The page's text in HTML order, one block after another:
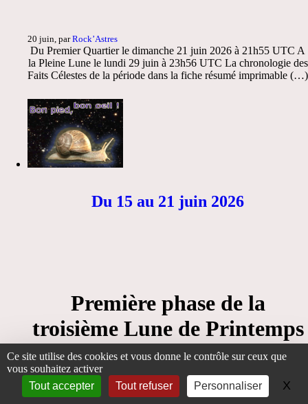
20 juin, parRock’Astres
Du Premier Quartier le dimanche 21 juin 2026 à 21h55 UTC A
la Pleine Lune le lundi 29 juin à 23h56 UTC La chronologie des
Faits Célestes de la période dans la fiche résumé imprimable (…)
Du 15 au 21 juin 2026
Première phase de la
troisième Lune de Printemps
Nord/Automne Sud
Ce site utilise des cookies et vous donne le contrôle sur ceux que
vous souhaitez activer
Tout accepter
Tout refuser Personnaliser X